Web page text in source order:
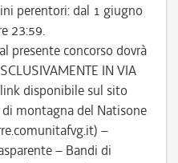
perentori: dal 1 giugno
23:59.
presente concorso dovrà
IN VIA
link disponibile sul sito
montagna del Natisone
–
– Bandi di